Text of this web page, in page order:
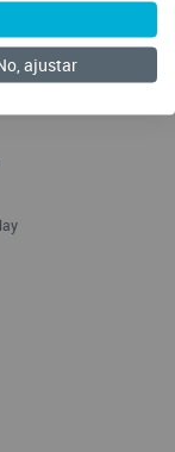
ajustar